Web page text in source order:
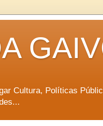
Cultura, Políticas